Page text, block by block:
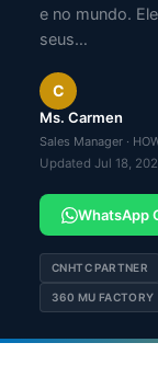
e no mundo.
seus…
C
Ms. Carmen
Sales Manager ·
Updated Jul 18,
WhatsApp
CNHTC PARTNER
360 MU FACTORY